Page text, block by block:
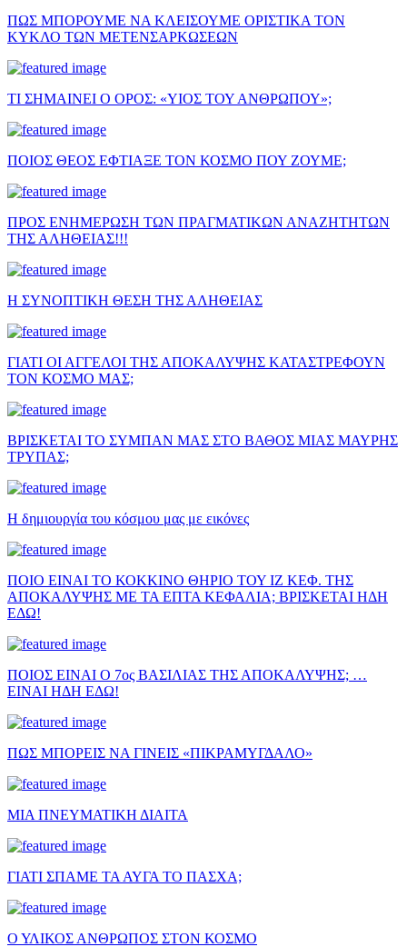
ΠΩΣ ΜΠΟΡΟΥΜΕ ΝΑ ΚΛΕΙΣΟΥΜΕ ΟΡΙΣΤΙΚΑ ΤΟΝ
ΚΥΚΛΟ ΤΩΝ ΜΕΤΕΝΣΑΡΚΩΣΕΩΝ
ΤΙ ΣΗΜΑΙΝΕΙ Ο ΟΡΟΣ: «ΥΙΟΣ ΤΟΥ ΑΝΘΡΩΠΟΥ»;
ΠΟΙΟΣ ΘΕΟΣ ΕΦΤΙΑΞΕ ΤΟΝ ΚΟΣΜΟ ΠΟΥ ΖΟΥΜΕ;
ΠΡΟΣ ΕΝΗΜΕΡΩΣΗ ΤΩΝ ΠΡΑΓΜΑΤΙΚΩΝ ΑΝΑΖΗΤΗΤΩΝ
ΤΗΣ ΑΛΗΘΕΙΑΣ!!!
Η ΣΥΝΟΠΤΙΚΗ ΘΕΣΗ ΤΗΣ ΑΛΗΘΕΙΑΣ
ΓΙΑΤΙ ΟΙ ΑΓΓΕΛΟΙ ΤΗΣ ΑΠΟΚΑΛΥΨΗΣ ΚΑΤΑΣΤΡΕΦΟΥΝ
ΤΟΝ ΚΟΣΜΟ ΜΑΣ;
ΒΡΙΣΚΕΤΑΙ ΤΟ ΣΥΜΠΑΝ ΜΑΣ ΣΤΟ ΒΑΘΟΣ ΜΙΑΣ ΜΑΥΡΗΣ
ΤΡΥΠΑΣ;
Η δημιουργία του κόσμου μας με εικόνες
ΠΟΙΟ ΕΙΝΑΙ ΤΟ ΚΟΚΚΙΝΟ ΘΗΡΙΟ ΤΟΥ ΙΖ ΚΕΦ. ΤΗΣ
ΑΠΟΚΑΛΥΨΗΣ ΜΕ ΤΑ ΕΠΤΑ ΚΕΦΑΛΙΑ; ΒΡΙΣΚΕΤΑΙ ΗΔΗ
ΕΔΩ!
ΠΟΙΟΣ ΕΙΝΑΙ Ο 7ος ΒΑΣΙΛΙΑΣ ΤΗΣ ΑΠΟΚΑΛΥΨΗΣ; …
ΕΙΝΑΙ ΗΔΗ ΕΔΩ!
ΠΩΣ ΜΠΟΡΕΙΣ ΝΑ ΓΙΝΕΙΣ «ΠΙΚΡΑΜΥΓΔΑΛΟ»
ΜΙΑ ΠΝΕΥΜΑΤΙΚΗ ΔΙΑΙΤΑ
ΓΙΑΤΙ ΣΠΑΜΕ ΤΑ ΑΥΓΑ ΤΟ ΠΑΣΧΑ;
Ο ΥΛΙΚΟΣ ΑΝΘΡΩΠΟΣ ΣΤΟΝ ΚΟΣΜΟ